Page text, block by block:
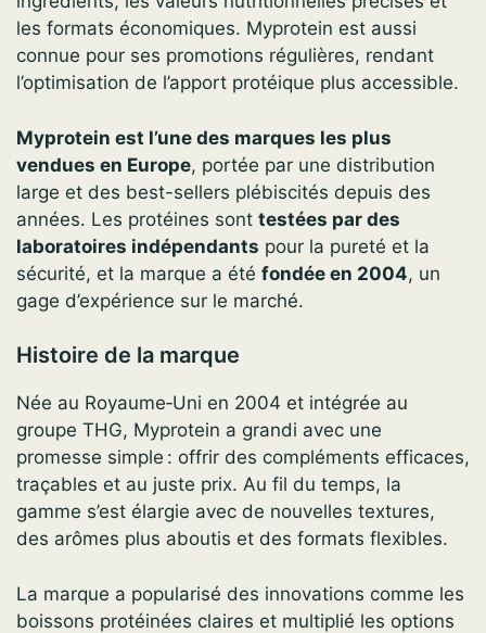
les formats économiques. Myprotein est aussi
connue pour ses promotions régulières, rendant
l’optimisation de l’apport protéique plus accessible.
Myprotein est l’une des marques les plus
vendues en Europe, portée par une distribution
large et des best-sellers plébiscités depuis des
années. Les protéines sont testées par des
laboratoires indépendants pour la pureté et la
sécurité, et la marque a été fondée en 2004, un
gage d’expérience sur le marché.
Histoire de la marque
Née au Royaume‑Uni en 2004 et intégrée au
groupe THG, Myprotein a grandi avec une
promesse simple : offrir des compléments efficaces,
traçables et au juste prix. Au fil du temps, la
gamme s’est élargie avec de nouvelles textures,
des arômes plus aboutis et des formats flexibles.
La marque a popularisé des innovations comme les
boissons protéinées claires et multiplié les options